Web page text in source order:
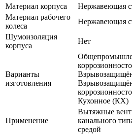
Материал корпуса
Нержавеющая
Материал рабочего
колеса
Нержавеющая
Шумоизоляция
корпуса
Нет
Варианты
изготовления
Кухонное (КХ)
Применение
Вытяжные
канального
средой